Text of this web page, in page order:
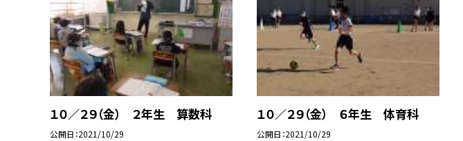
１０／２９（金） ２年生 算数科
公開日 2021/10/29
１０／２９（金） ６年生 体育科
公開日 2021/10/29